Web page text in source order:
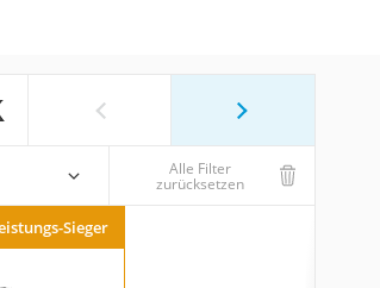
Alle Filter
zurücksetzen
Sieger